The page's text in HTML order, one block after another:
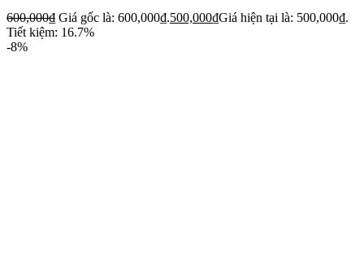
600,000₫ Giá gốc là: 600,000₫.500,000₫Giá hiện tại là: 500,000₫.
Tiết kiệm: 16.7%
-8%